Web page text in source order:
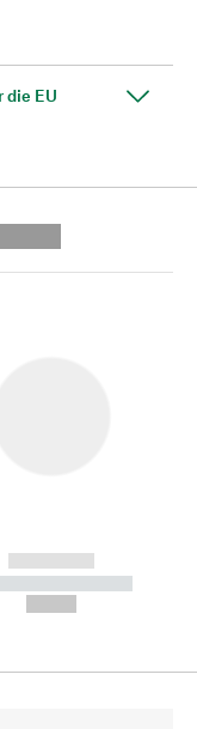
EU
------------
-----------